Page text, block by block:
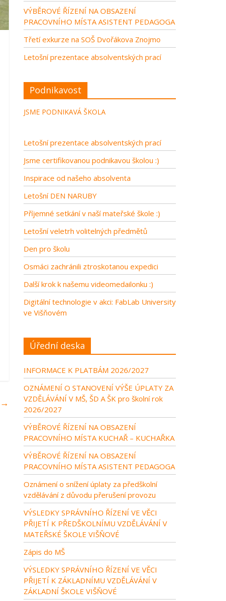
→
VÝBĚROVÉ ŘÍZENÍ NA OBSAZENÍ
PRACOVNÍHO MÍSTA ASISTENT PEDAGOGA
Třetí exkurze na SOŠ Dvořákova Znojmo
Letošní prezentace absolventských prací
Podnikavost
JSME PODNIKAVÁ ŠKOLA
Letošní prezentace absolventských prací
Jsme certifikovanou podnikavou školou :)
Inspirace od našeho absolventa
Letošní DEN NARUBY
Příjemné setkání v naší mateřské škole :)
Letošní veletrh volitelných předmětů
Den pro školu
Osmáci zachránili ztroskotanou expedici
Další krok k našemu videomedailonku :)
Digitální technologie v akci: FabLab University
ve Višňovém
Úřední deska
INFORMACE K PLATBÁM 2026/2027
OZNÁMENÍ O STANOVENÍ VÝŠE ÚPLATY ZA
VZDĚLÁVÁNÍ V MŠ, ŠD A ŠK pro školní rok
2026/2027
VÝBĚROVÉ ŘÍZENÍ NA OBSAZENÍ
PRACOVNÍHO MÍSTA KUCHAŘ – KUCHAŘKA
VÝBĚROVÉ ŘÍZENÍ NA OBSAZENÍ
PRACOVNÍHO MÍSTA ASISTENT PEDAGOGA
Oznámení o snížení úplaty za předškolní
vzdělávání z důvodu přerušení provozu
VÝSLEDKY SPRÁVNÍHO ŘÍZENÍ VE VĚCI
PŘIJETÍ K PŘEDŠKOLNÍMU VZDĚLÁVÁNÍ V
MATEŘSKÉ ŠKOLE VIŠŇOVÉ
Zápis do MŠ
VÝSLEDKY SPRÁVNÍHO ŘÍZENÍ VE VĚCI
PŘIJETÍ K ZÁKLADNÍMU VZDĚLÁVÁNÍ V
ZÁKLADNÍ ŠKOLE VIŠŇOVÉ